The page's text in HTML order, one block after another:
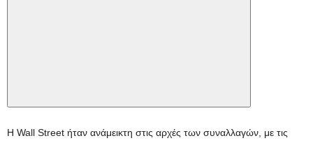
Η Wall Street ήταν ανάμεικτη στις αρχές των συναλλαγών, με τις